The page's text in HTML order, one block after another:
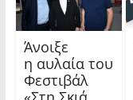
Άνοιξε
η αυλαία του
Φεστιβάλ